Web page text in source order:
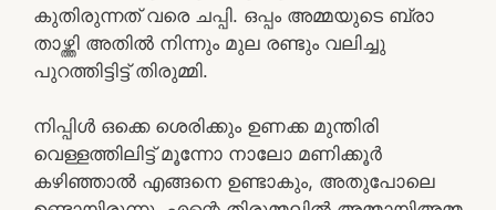
കുതിരുന്നത് വരെ ചപ്പി. ഒപ്പം അമ്മയുടെ ബ്രാ
താഴ്ത്തി അതിൽ നിന്നും മുല രണ്ടും വലിച്ചു
പുറത്തിട്ടിട്ട് തിരുമ്മി.
നിപ്പിൾ ഒക്കെ ശെരിക്കും ഉണക്ക മുന്തിരി
വെള്ളത്തിലിട്ട് മൂന്നോ നാലോ മണിക്കൂർ
കഴിഞ്ഞാൽ എങ്ങനെ ഉണ്ടാകും, അതുപോലെ